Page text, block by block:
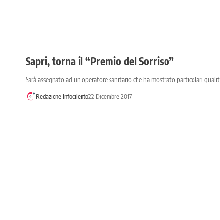
Sapri, torna il “Premio del Sorriso”
Sarà assegnato ad un operatore sanitario che ha mostrato particolari
Redazione Infocilento22 Dicembre 2017